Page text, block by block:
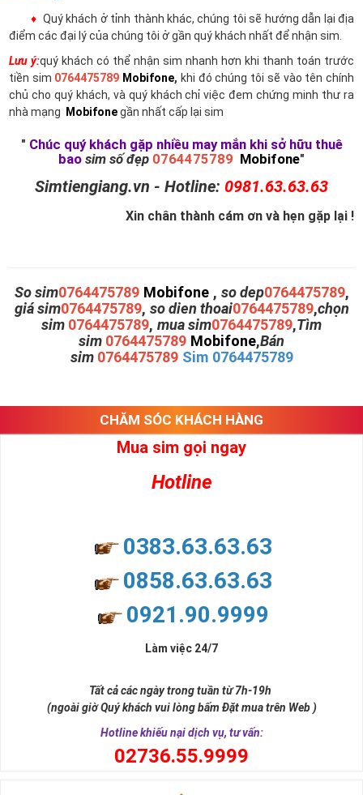
♦ Quý khách ở tỉnh thành khác, chúng tôi sẽ hướng dẫn lại địa
điểm các đại lý của chúng tôi ở gần quý khách nhất để nhận sim.
Lưu ý:quý khách có thể nhận sim nhanh hơn khi thanh toán trước
tiền sim 0764475789 Mobifone, khi đó chúng tôi sẽ vào tên chính
chủ cho quý khách, và quý khách chỉ việc đem chứng minh thư ra
nhà mạng
Mobifonegần nhất cấp lại sim
" Chúc quý khách gặp nhiều may mắn khi sở hữu thuê
bao sim số đẹp 0764475789 Mobifone"
Simtiengiang.vn - Hotline: 0981.63.63.63
Xin chân thành cám ơn và hẹn gặp lại !
So sim0764475789 Mobifone , so dep0764475789,
giá sim0764475789, so dien thoai0764475789,chọn
sim 0764475789, mua sim0764475789,Tìm
sim 0764475789 Mobifone,Bán
sim 0764475789 Sim 0764475789
CHĂM SÓC KHÁCH HÀNG
Mua sim gọi ngay
Hotline
0383.63.63.63
0858.63.63.63
0921.90.9999
Làm việc 24/7
Tất cả các ngày trong tuần từ 7h-19h
(ngoài giờ Quý khách vui lòng bấm Đặt mua trên Web )
Hotline khiếu nại dịch vụ, tư vấn:
02736.55.9999